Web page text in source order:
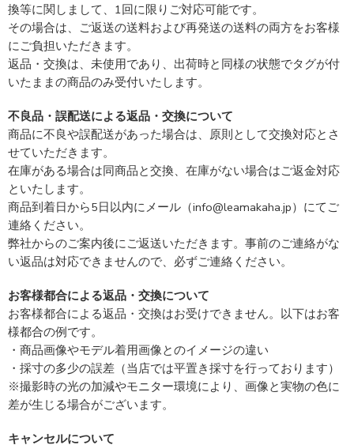
換等に関しまして、1回に限りご対応可能です。
その場合は、ご返送の送料および再発送の送料の両方をお客様
にご負担いただきます。
返品・交換は、未使用であり、出荷時と同様の状態でタグが付
いたままの商品のみ受付いたします。
不良品・誤配送による返品・交換について
商品に不良や誤配送があった場合は、原則として交換対応とさ
せていただきます。
在庫がある場合は同商品と交換、在庫がない場合はご返金対応
といたします。
商品到着日から5日以内にメール（info@leamakaha.jp）にてご
連絡ください。
弊社からのご案内後にご返送いただきます。事前のご連絡がな
い返品は対応できませんので、必ずご連絡ください。
お客様都合による返品・交換について
お客様都合による返品・交換はお受けできません。以下はお客
様都合の例です。
・商品画像やモデル着用画像とのイメージの違い
・採寸の多少の誤差（当店では平置き採寸を行っております）
※撮影時の光の加減やモニター環境により、画像と実物の色に
差が生じる場合がございます。
キャンセルについて